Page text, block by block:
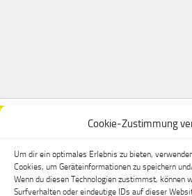
Cookie-Zustimmung
Um dir ein optimales Erlebnis zu bieten,
Cookies, um Geräteinformationen zu speichern
Wenn du diesen Technologien zustimmst, können
Surfverhalten oder eindeutige IDs auf dieser